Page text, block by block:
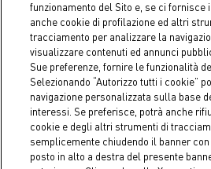
Coin S.p.A. Tax code / VAT number
€ 10.000.000,00 fully
funzionamento del Sito e, se ci fornisce
anche cookie di profilazione ed altri
tracciamento per analizzare la
visualizzare contenuti ed annunci
Sue preferenze, fornire le funzionalità
Selezionando “Autorizzo tutti i cookie”
navigazione personalizzata sulla base
interessi. Se preferisce, potrà anche
cookie e degli altri strumenti di
semplicemente chiudendo il banner con
posto in alto a destra del presente